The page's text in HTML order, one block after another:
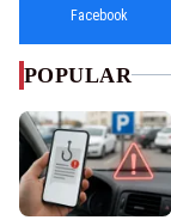
Facebook
POPULAR